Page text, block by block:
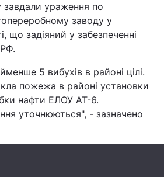
Лайт
Інциденти
Погода
ураження по
заводу у
що задіяний у забезпеченні
5 вибухів в районі цілі.
пожежа в районі установки
нафти ЕЛОУ АТ-6.
уточнюються", - зазначено